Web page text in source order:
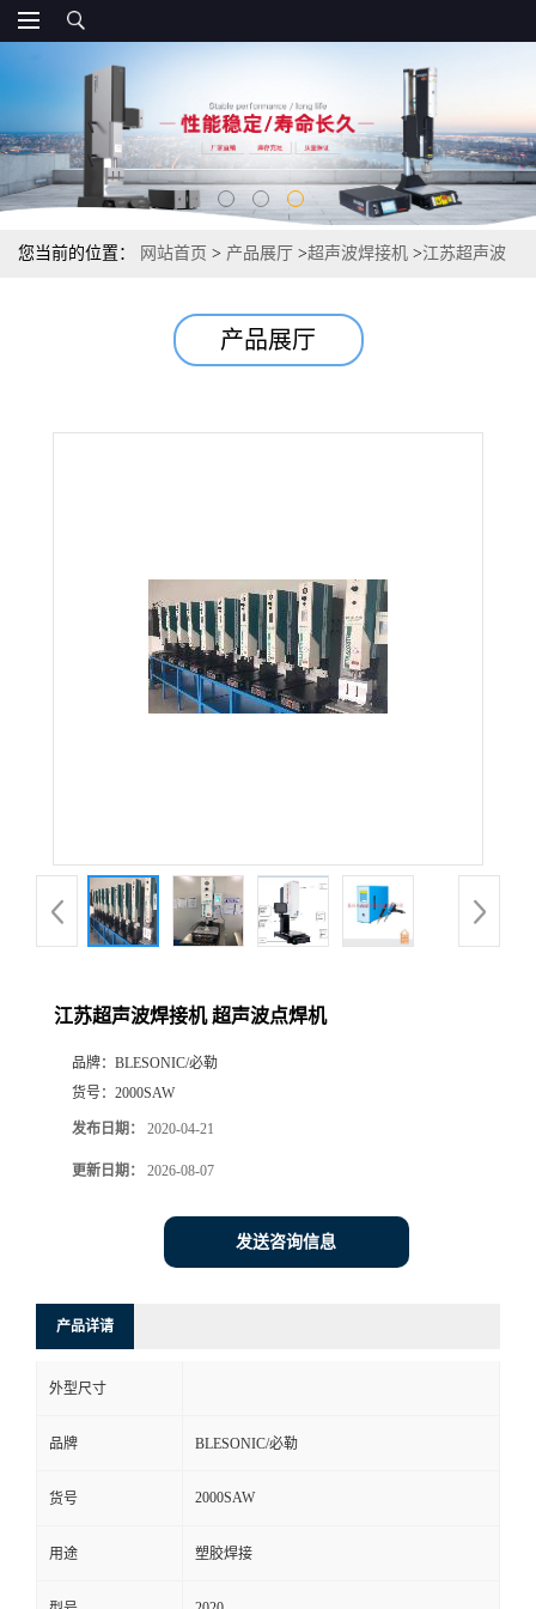
您当前的位置： 网站首页 > 产品展厅 >超声波焊接机 >江苏超声波
产品展厅
江苏超声波焊接机 超声波点焊机
品牌： BLESONIC/必勒
货号： 2000SAW
发布日期： 2020-04-21
更新日期： 2026-08-07
发送咨询信息
产品详请
外型尺寸
品牌 BLESONIC/必勒
货号 2000SAW
用途 塑胶焊接